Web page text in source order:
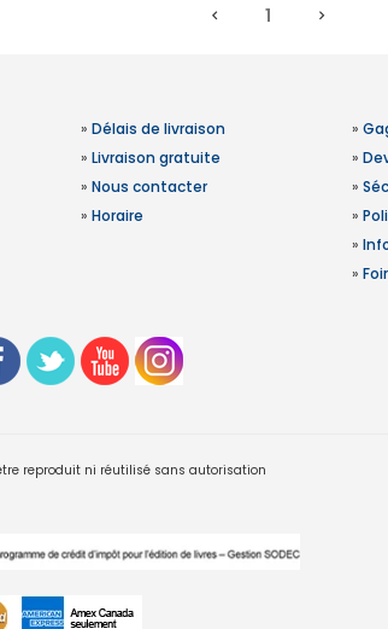
1
» Délais de livraison
» Livraison gratuite
» Nous contacter
» Horaire
»
»
»
»
»
»
reproduit ni réutilisé sans autorisation